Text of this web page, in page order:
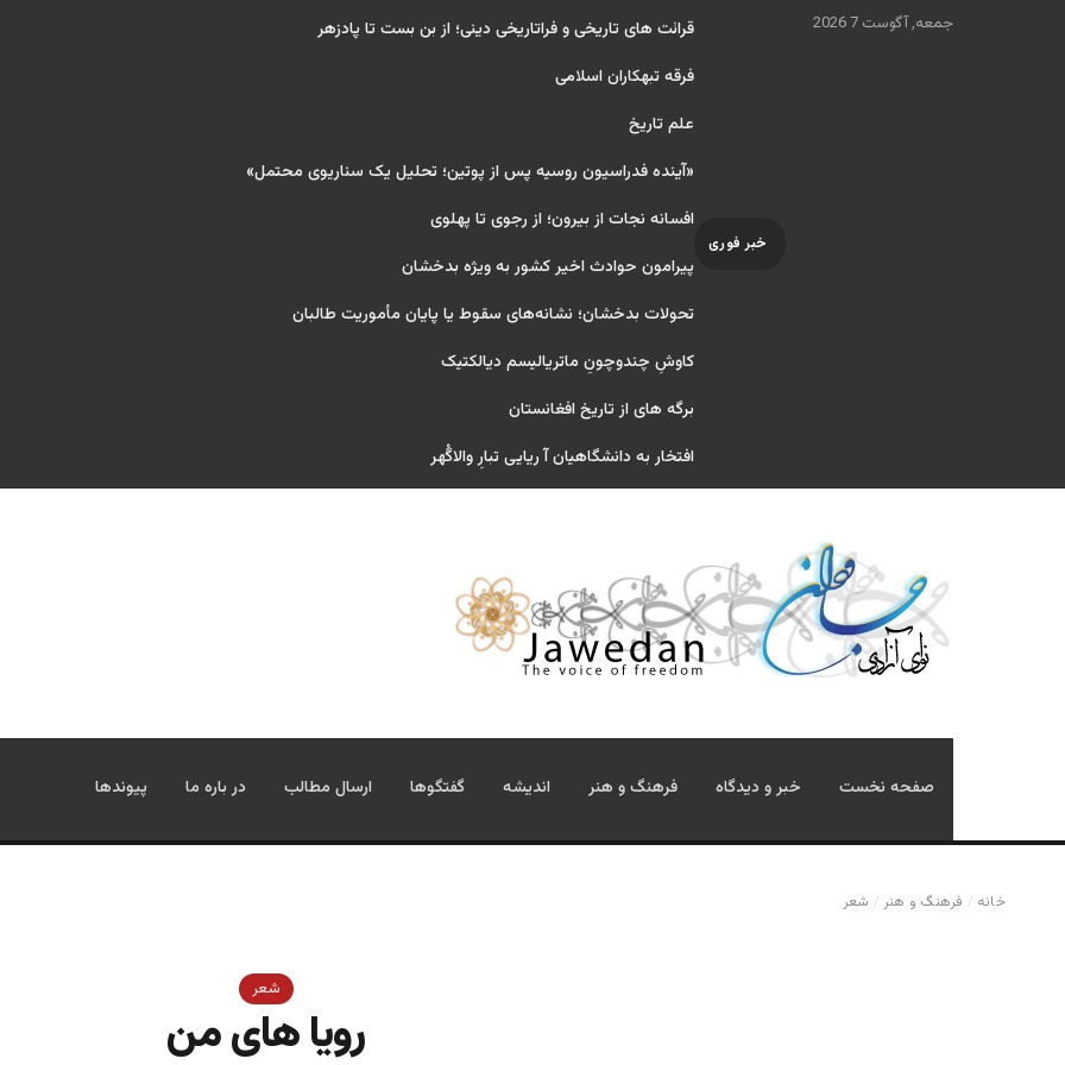
جمعه, آگوست 7 2026
خبر فوری
قرائت های تاریخی و فراتاریخی دینی؛ از بن بست تا پادزهر
فرقه تبهکاران اسلامی
علم تاریخ
«آینده فدراسیون روسیه پس از پوتین؛ تحلیل یک سناریوی محتمل»
افسانه نجات از بیرون؛ از رجوی تا پهلوی
پیرامون حوادث اخیر کشور به ویژه بدخشان
تحولات بدخشان؛ نشانه‌های سقوط یا پایان مأموریت طالبان
کاوشِ چندو‌چونِ ماتریالیسم دیالکتیک
برگه های از تاریخ افغانستان
افتخار به دانشگاهیان آ ریایی تبارِ والاگُهر
صفحه نخست خبر و دیدگاه فرهنگ و هنر اندیشه گفتگوها ارسال مطالب در باره ما پیوندها
خانه / فرهنگ و هنر / شعر
شعر
رویا های من